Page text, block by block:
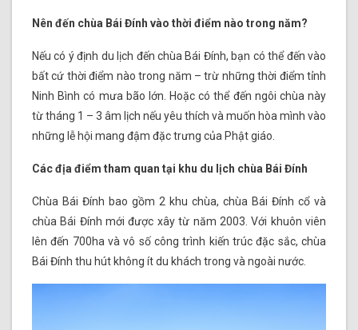
Nên đến chùa Bái Đính vào thời điểm nào trong năm?
Nếu có ý định du lịch đến chùa Bái Đính, bạn có thể đến vào
bất cứ thời điểm nào trong năm – trừ những thời điểm tỉnh
Ninh Bình có mưa bão lớn. Hoặc có thể đến ngôi chùa này
từ tháng 1 – 3 âm lịch nếu yêu thích và muốn hòa mình vào
những lễ hội mang đậm đặc trưng của Phật giáo.
Các địa điểm tham quan tại khu du lịch chùa Bái Đính
Chùa Bái Đính bao gồm 2 khu chùa, chùa Bái Đính cổ và
chùa Bái Đính mới được xây từ năm 2003. Với khuôn viên
lên đến 700ha và vô số công trình kiến trúc đặc sắc, chùa
Bái Đính thu hút không ít du khách trong và ngoài nước.